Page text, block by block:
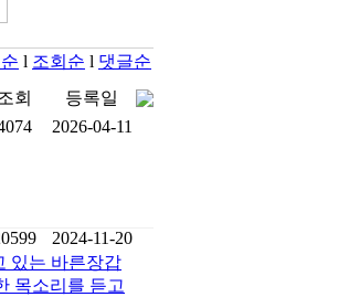
l 조회순 l 댓글순
회
등록일
2026-04-11
2024-11-20
있는 바른장갑
목소리를 듣고